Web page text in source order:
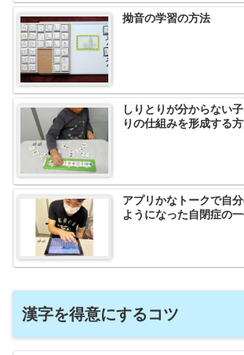
拗音の学習の方法
しりとりが分からない
りの仕組みを形成する
アプリかなトークで自
ようになった自閉症の
漢字を得意にするコツ